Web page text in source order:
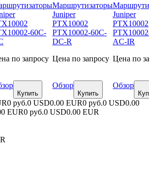
60C-
по запросу
Купить
Маршрутизаторы
Juniper
PTX10002
PTX10002-60C-
DC-R
Цена по запросу
Обзор
Купить
Juniper
PTX10002
PTX10002-
AC-IR
Цена по
Обзор
0 руб.0 USD0.00 EUR0 руб.0 USD0.00
EUR0 руб.0 USD0.00 EUR